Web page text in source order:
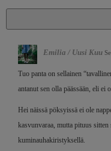
Emilia / Uusi Kuu
Tuo panta on sellainen
antanut sen olla päässään, eli ei
Hei näissä pöksyissä ei ole
kasvunvaraa, mutta pituus sitten
kuminauhakiristyksellä.